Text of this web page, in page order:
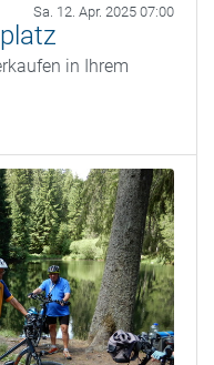
Sa. 12. Apr. 2025 07:00
in Ihrem